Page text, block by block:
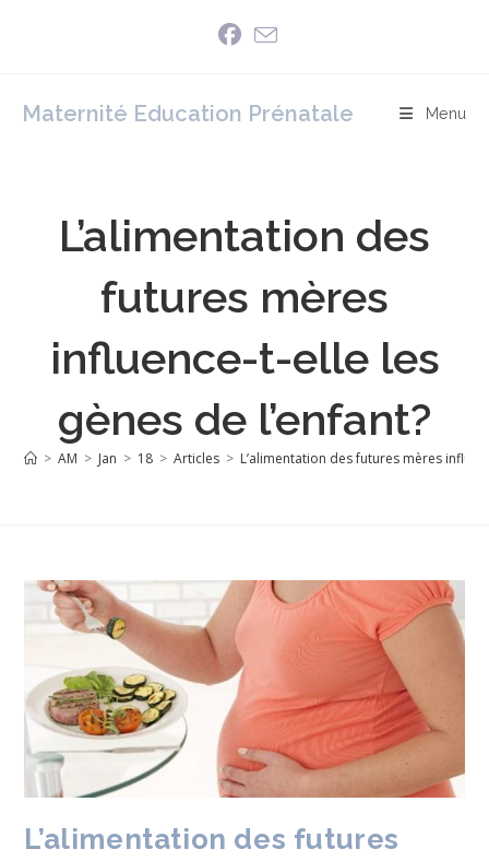
Maternité Education Prénatale Menu
L’alimentation des
futures mères
influence-t-elle les
gènes de l’enfant?
> AM > Jan > 18 > Articles > L’alimentation des futures mères
L’alimentation des futures